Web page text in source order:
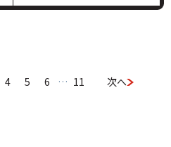
4 5 6 … 11 次へ